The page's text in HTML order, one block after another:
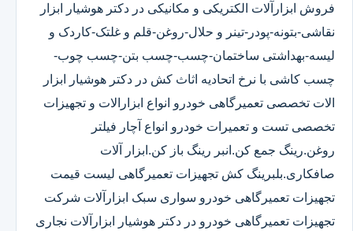
فروش ابزارآلات الکتریکی و مکانیکی در دکتر هوشیار ابزار
نقاشی-بتونه-پودر-تینر و حلال-روغن-قلم و غلتک-کاردک و
لیسه-بهداشتی ساختمان-چسب-چسب بتن-چسب چوب-
چسب کاشی با نرخ اتحادیه اثاث کش در دکتر هوشیار ابزار
الات تخصصی تعمیرگاهی خودرو انواع ابزارالات و تجهیزات
تخصصی تست و تعمیرات خودرو انواع آچار فیلتر
روغن.رینگ جمع کن.انبر رینگ باز کن.ابزار آلات
صافکاری.بلبرینگ کش تجهیزات تعمیرگاهی لیست قیمت
تجهیزات تعمیرگاهی خودرو سواری سبک ابزارآلات شرکت
تجهیزات تعمیرگاهی خودرو در دکتر هوشیار ابزارآلات نجاری